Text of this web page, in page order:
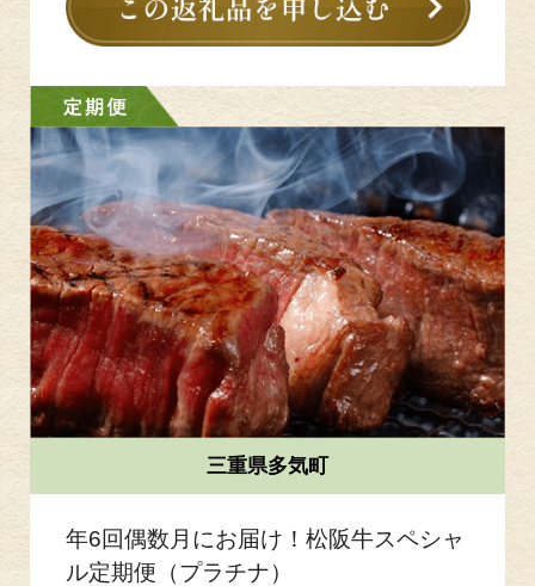
三重県多気町
年6回偶数月にお届け！松阪牛スペシャ
ル定期便（プラチナ）